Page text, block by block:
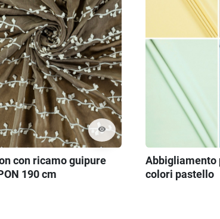
visibility
con ricamo guipure
190 cm
Abbigliamento
colori pastello